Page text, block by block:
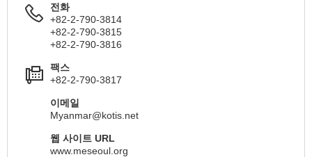
전화
+82-2-790-3814
+82-2-790-3815
+82-2-790-3816
팩스
+82-2-790-3817
이메일
Myanmar@kotis.net
웹 사이트 URL
www.meseoul.org